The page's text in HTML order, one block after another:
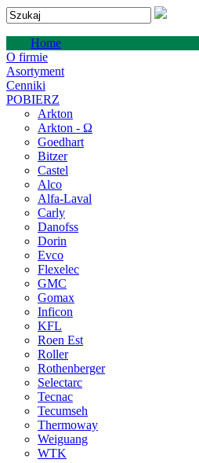
Home
O firmie
Asortyment
Cenniki
POBIERZ
Arkton
Arkton - Ω
Goedhart
Bitzer
Castel
Alco
Alfa-Laval
Carly
Danofss
Dorin
Evco
Flexelec
GMC
Gomax
Inficon
KFL
Roen Est
Roller
Rothenberger
Selectarc
Tecnac
Tecumseh
Thermoway
Weiguang
WTK